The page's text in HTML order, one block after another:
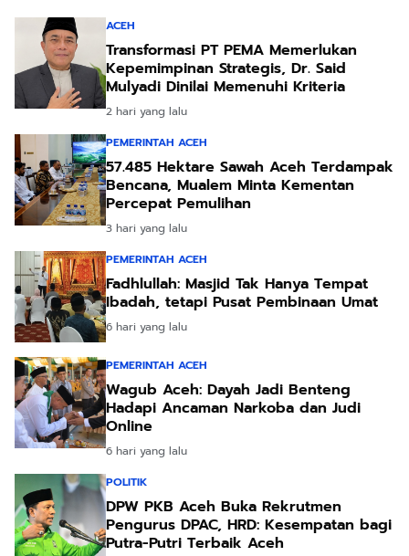
ACEH
Transformasi PT PEMA Memerlukan
Kepemimpinan Strategis, Dr. Said
Mulyadi Dinilai Memenuhi Kriteria
2 hari yang lalu
PEMERINTAH ACEH
57.485 Hektare Sawah Aceh Terdampak
Bencana, Mualem Minta Kementan
Percepat Pemulihan
3 hari yang lalu
PEMERINTAH ACEH
Fadhlullah: Masjid Tak Hanya Tempat
Ibadah, tetapi Pusat Pembinaan Umat
6 hari yang lalu
PEMERINTAH ACEH
Wagub Aceh: Dayah Jadi Benteng
Hadapi Ancaman Narkoba dan Judi
Online
6 hari yang lalu
POLITIK
DPW PKB Aceh Buka Rekrutmen
Pengurus DPAC, HRD: Kesempatan bagi
Putra-Putri Terbaik Aceh